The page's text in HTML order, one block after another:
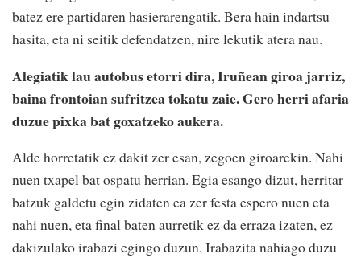
batez ere partidaren hasierarengatik. Bera hain indartsu
hasita, eta ni seitik defendatzen, nire lekutik atera nau.
Alegiatik lau autobus etorri dira, Iruñean giroa jarriz,
baina frontoian sufritzea tokatu zaie. Gero herri afaria
duzue pixka bat goxatzeko aukera.
Alde horretatik ez dakit zer esan, zegoen giroarekin. Nahi
nuen txapel bat ospatu herrian. Egia esango dizut, herritar
batzuk galdetu egin zidaten ea zer festa espero nuen eta
nahi nuen, eta final baten aurretik ez da erraza izaten, ez
dakizulako irabazi egingo duzun. Irabazita nahiago duzu